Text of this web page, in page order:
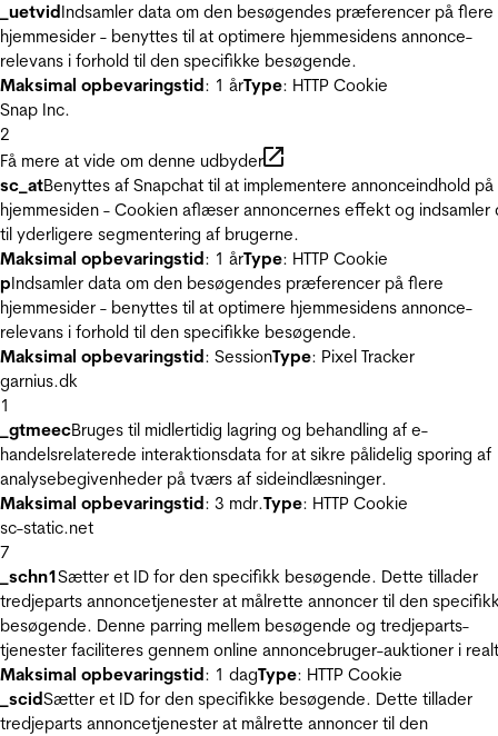
_uetvidIndsamler data om den besøgendes præferencer på flere
hjemmesider - benyttes til at optimere hjemmesidens annonce-
relevans i forhold til den specifikke besøgende.
Maksimal opbevaringstid: 1 årType: HTTP Cookie
Snap Inc.
2
Få mere at vide om denne udbyder
sc_atBenyttes af Snapchat til at implementere annonceindhold på
hjemmesiden - Cookien aflæser annoncernes effekt og indsamler
til yderligere segmentering af brugerne.
Maksimal opbevaringstid: 1 årType: HTTP Cookie
pIndsamler data om den besøgendes præferencer på flere
hjemmesider - benyttes til at optimere hjemmesidens annonce-
relevans i forhold til den specifikke besøgende.
Maksimal opbevaringstid: SessionType: Pixel Tracker
garnius.dk
1
_gtmeecBruges til midlertidig lagring og behandling af e-
handelsrelaterede interaktionsdata for at sikre pålidelig sporing af
analysebegivenheder på tværs af sideindlæsninger.
Maksimal opbevaringstid: 3 mdr.Type: HTTP Cookie
sc-static.net
7
_schn1Sætter et ID for den specifikk besøgende. Dette tillader
tredjeparts annoncetjenester at målrette annoncer til den
besøgende. Denne parring mellem besøgende og tredjeparts-
tjenester faciliteres gennem online annoncebruger-auktioner i
Maksimal opbevaringstid: 1 dagType: HTTP Cookie
_scidSætter et ID for den specifikke besøgende. Dette tillader
tredjeparts annoncetjenester at målrette annoncer til den